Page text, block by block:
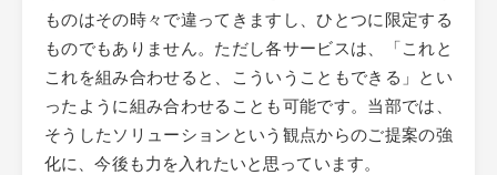
ものはその時々で違ってきますし、ひとつに限定する
ものでもありません。ただし各サービスは、「これと
これを組み合わせると、こういうこともできる」とい
ったように組み合わせることも可能です。当部では、
そうしたソリューションという観点からのご提案の強
化に、今後も力を入れたいと思っています。